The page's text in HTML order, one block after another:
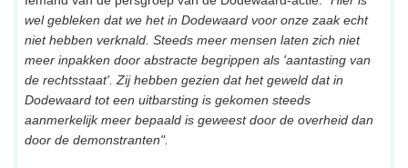
wel gebleken dat we het in Dodewaard voor onze zaak echt
niet hebben verknald. Steeds meer mensen laten zich niet
meer inpakken door abstracte begrippen als 'aantasting van
de rechtsstaat'. Zij hebben gezien dat het geweld dat in
Dodewaard tot een uitbarsting is gekomen steeds
aanmerkelijk meer bepaald is geweest door de overheid dan
door de demonstranten".